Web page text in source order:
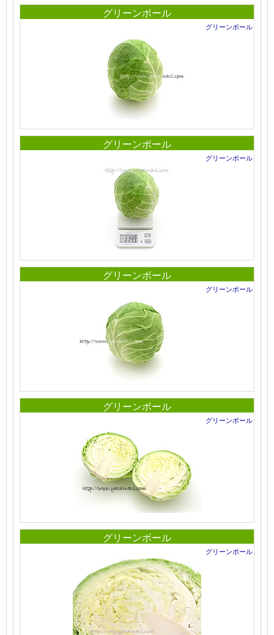
グリーンボール
グリーンボール
グリーンボール
グリーンボール
グリーンボール
グリーンボール
グリーンボール
グリーンボール
グリーンボール
グリーンボール